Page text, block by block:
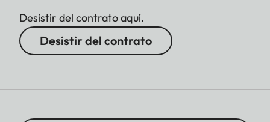
Desistir del contrato aquí.
Desistir del contrato